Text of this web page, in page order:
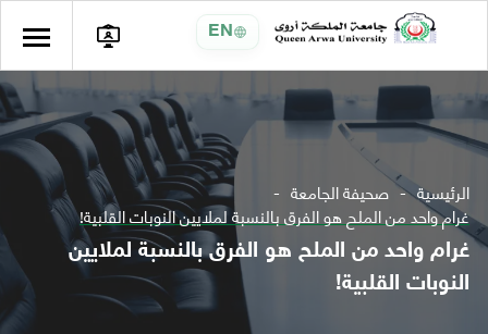
EN
الرئيسية صحيفة الجامعة
غرام واحد من الملح هو الفرق بالنسبة لملايين النوبات القلبية!
غرام واحد من الملح هو الفرق بالنسبة لملايين
النوبات القلبية!